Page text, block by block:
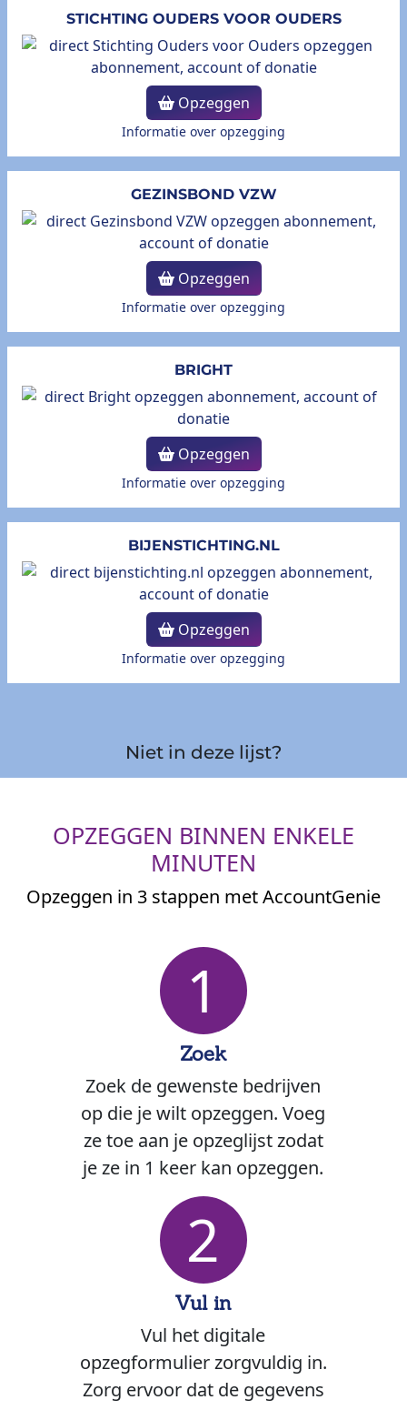
STICHTING OUDERS VOOR OUDERS
Opzeggen
Informatie over opzegging
GEZINSBOND VZW
Opzeggen
Informatie over opzegging
BRIGHT
Opzeggen
Informatie over opzegging
BIJENSTICHTING.NL
Opzeggen
Informatie over opzegging
Niet in deze lijst?
OPZEGGEN BINNEN ENKELE
MINUTEN
Opzeggen in 3 stappen met AccountGenie
1
Zoek
Zoek de gewenste bedrijven
op die je wilt opzeggen. Voeg
ze toe aan je opzeglijst zodat
je ze in 1 keer kan opzeggen.
2
Vul in
Vul het digitale
opzegformulier zorgvuldig in.
Zorg ervoor dat de gegevens